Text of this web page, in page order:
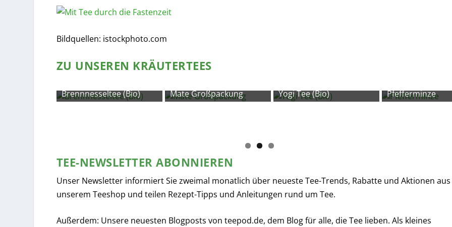
Bildquellen: istockphoto.com
ZU UNSEREN KRÄUTERTEES
Brennnesseltee (Bio) Mate Großpackung Yogi Tee (Bio) Pfefferminze
TEE-NEWSLETTER ABONNIEREN
Unser Newsletter informiert Sie zweimal monatlich über neueste Tee-Trends, Rabatte und Aktionen aus
unserem Teeshop und teilen Rezept-Tipps und Anleitungen rund um Tee.
Außerdem: Unsere neuesten Blogposts von teepod.de, dem Blog für alle, die Tee lieben. Als kleines